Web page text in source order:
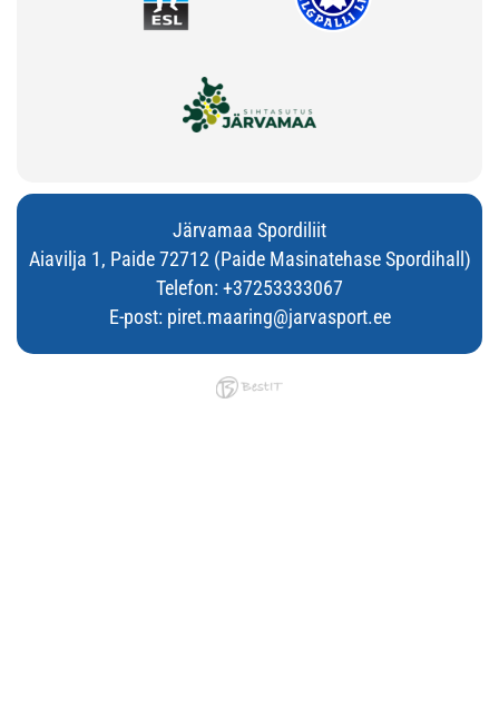
Järvamaa Spordiliit
Aiavilja 1, Paide 72712 (Paide Masinatehase Spordihall)
Telefon: +37253333067
E-post: piret.maaring@jarvasport.ee